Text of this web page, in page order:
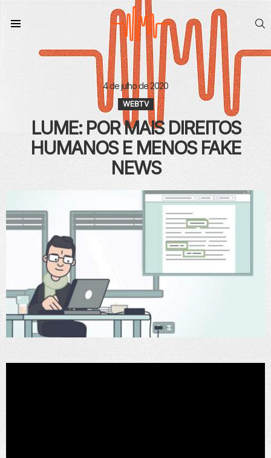
4 de julho de 2020
WEBTV
LUME: POR MAIS DIREITOS
HUMANOS E MENOS FAKE
NEWS